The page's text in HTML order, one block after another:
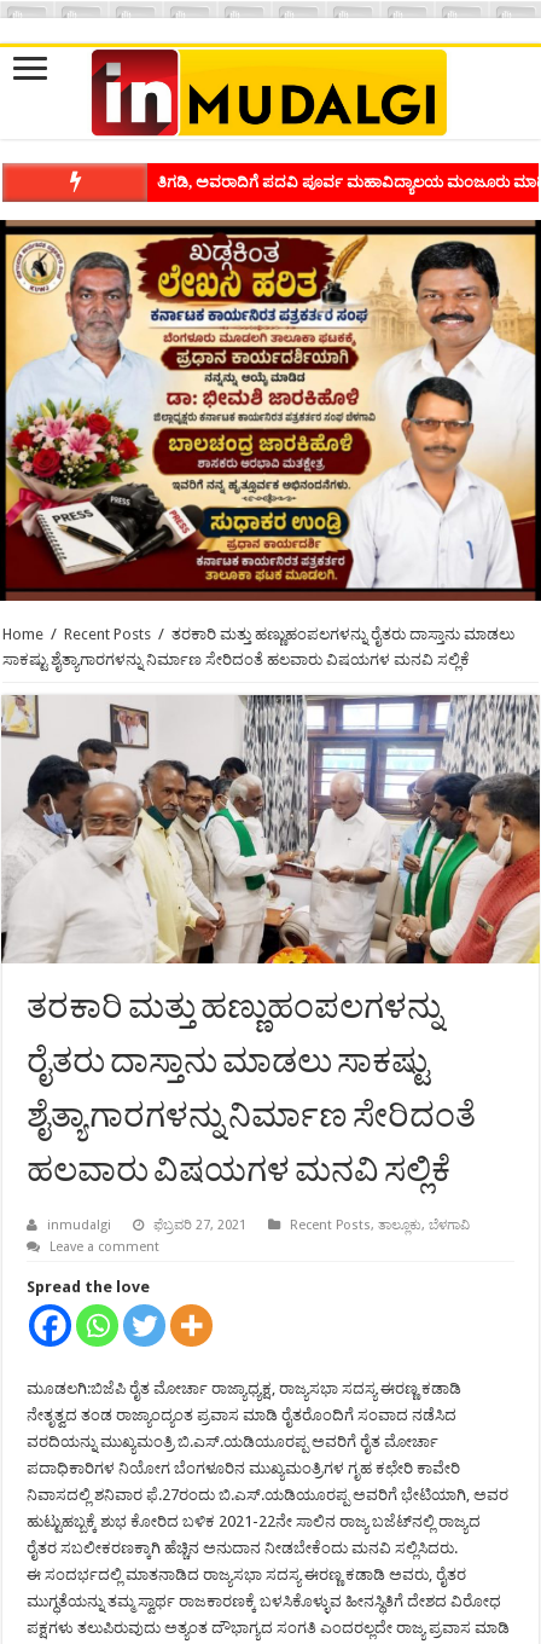
ಶಿವಾಪುರದಲ್ಲಿ ಕವಿಗೋಷ್ಠಿಯ ಸಂಭ್ರಮ ಭಾವನೆಗಳನ್ನು ಕಟ್ಟಿಕೊಡುವ
Home / Recent Posts / ತರಕಾರಿ ಮತ್ತು ಹಣ್ಣುಹಂಪಲಗಳನ್ನು ರೈತರು ದಾಸ್ತಾನು ಮಾಡಲು
ಸಾಕಷ್ಟು ಶೈತ್ಯಾಗಾರಗಳನ್ನು ನಿರ್ಮಾಣ ಸೇರಿದಂತೆ ಹಲವಾರು ವಿಷಯಗಳ ಮನವಿ ಸಲ್ಲಿಕೆ
ತರಕಾರಿ ಮತ್ತು ಹಣ್ಣುಹಂಪಲಗಳನ್ನು
ರೈತರು ದಾಸ್ತಾನು ಮಾಡಲು ಸಾಕಷ್ಟು
ಶೈತ್ಯಾಗಾರಗಳನ್ನು ನಿರ್ಮಾಣ ಸೇರಿದಂತೆ
ಹಲವಾರು ವಿಷಯಗಳ ಮನವಿ ಸಲ್ಲಿಕೆ
inmudalgi ಫೆಬ್ರವರಿ 27, 2021 Recent Posts,ತಾಲ್ಲೂಕು,ಬೆಳಗಾವಿ
Leave a comment
Spread the love
ಮೂಡಲಗಿ:ಬಿಜೆಪಿ ರೈತ ಮೋರ್ಚಾ ರಾಜ್ಯಾಧ್ಯಕ್ಷ, ರಾಜ್ಯಸಭಾ ಸದಸ್ಯ ಈರಣ್ಣ ಕಡಾಡಿ
ನೇತೃತ್ವದ ತಂಡ ರಾಜ್ಯಾಂದ್ಯಂತ ಪ್ರವಾಸ ಮಾಡಿ ರೈತರೊಂದಿಗೆ ಸಂವಾದ ನಡೆಸಿದ
ವರದಿಯನ್ನು ಮುಖ್ಯಮಂತ್ರಿ ಬಿ.ಎಸ್.ಯಡಿಯೂರಪ್ಪ ಅವರಿಗೆ ರೈತ ಮೋರ್ಚಾ
ಪದಾಧಿಕಾರಿಗಳ ನಿಯೋಗ ಬೆಂಗಳೂರಿನ ಮುಖ್ಯಮಂತ್ರಿಗಳ ಗೃಹ ಕಛೇರಿ ಕಾವೇರಿ
ನಿವಾಸದಲ್ಲಿ ಶನಿವಾರ ಫೆ.27ರಂದು ಬಿ.ಎಸ್.ಯಡಿಯೂರಪ್ಪ ಅವರಿಗೆ ಭೇಟಿಯಾಗಿ, ಅವರ
ಹುಟ್ಟುಹಬ್ಬಕ್ಕೆ ಶುಭ ಕೋರಿದ ಬಳಿಕ 2021-22ನೇ ಸಾಲಿನ ರಾಜ್ಯ ಬಜೆಟ್‍ನಲ್ಲಿ ರಾಜ್ಯದ
ರೈತರ ಸಬಲೀಕರಣಕ್ಕಾಗಿ ಹೆಚ್ಚಿನ ಅನುದಾನ ನೀಡಬೇಕೆಂದು ಮನವಿ ಸಲ್ಲಿಸಿದರು.
ಈ ಸಂದರ್ಭದಲ್ಲಿ ಮಾತನಾಡಿದ ರಾಜ್ಯಸಭಾ ಸದಸ್ಯ ಈರಣ್ಣ ಕಡಾಡಿ ಅವರು, ರೈತರ
ಮುಗ್ಧತೆಯನ್ನು ತಮ್ಮ ಸ್ವಾರ್ಥ ರಾಜಕಾರಣಕ್ಕೆ ಬಳಸಿಕೊಳ್ಳುವ ಹೀನಸ್ಥಿತಿಗೆ ದೇಶದ ವಿರೋಧ
ಪಕ್ಷಗಳು ತಲುಪಿರುವುದು ಅತ್ಯಂತ ದೌಭಾಗ್ಯದ ಸಂಗತಿ ಎಂದರಲ್ಲದೇ ರಾಜ್ಯ ಪ್ರವಾಸ ಮಾಡಿ